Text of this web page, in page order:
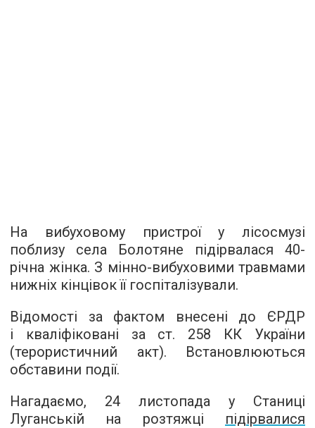
На вибуховому пристрої у лісосмузі
поблизу села Болотяне підірвалася 40-
річна жінка. З мінно-вибуховими травмами
нижніх кінцівок її госпіталізували.
Відомості за фактом внесені до ЄРДР
і кваліфіковані за ст. 258 КК України
(терористичний акт). Встановлюються
обставини події.
Нагадаємо, 24 листопада у Станиці
Луганській на розтяжці підірвалися